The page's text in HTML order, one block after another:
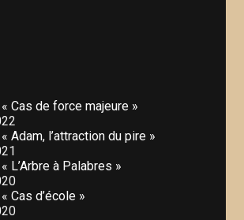
Cas de force majeure »
Adam, l’attraction du pire »
L’Arbre à Palabres »
Cas d’école »